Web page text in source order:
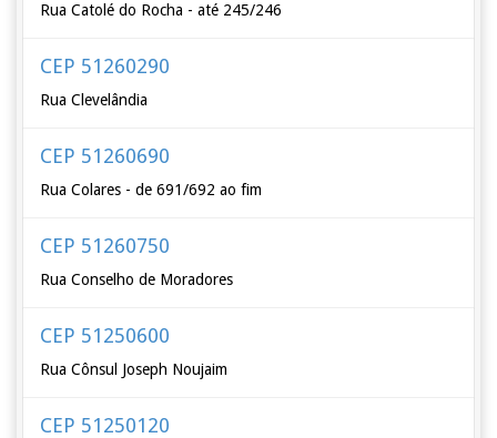
Rua Catolé do Rocha - até 245/246
CEP 51260290
Rua Clevelândia
CEP 51260690
Rua Colares - de 691/692 ao fim
CEP 51260750
Rua Conselho de Moradores
CEP 51250600
Rua Cônsul Joseph Noujaim
CEP 51250120